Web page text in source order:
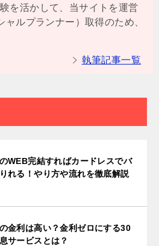
を活かして、当サイトを運営
ルプランナー）取得のため、
執筆記事一覧
WEB完結すればカードレスでバ
れる！やり方や流れを徹底解説
金利は高い？金利ゼロにする30
サービスとは？